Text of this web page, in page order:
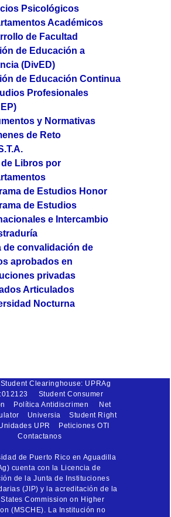
Psicológicos
Académicos
de Facultad
de Educación a
(DivED)
de Educación Continua
Profesionales
y Normativas
de Reto
de Libros por
de Estudios Honor
de Estudios
e Intercambio
de convalidación de
aprobados en
privadas
Articulados
Nocturna
Clearinghouse: UPRAg
Student Consumer
Política Antidiscrimen
Net
Universia
Student Right
UPR
Peticiones OTI
Contactanos
de Puerto Rico en Aguadilla
cuenta con la Licencia de
de la Junta de Instituciones
(JIP) y la acreditación de la
Commission on Higher
(MSCHE). La Institución no